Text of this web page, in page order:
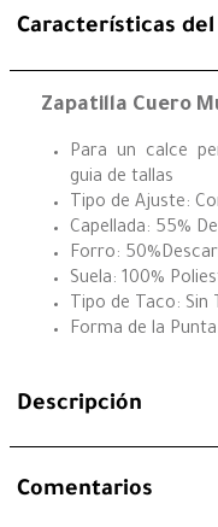
Características
Zapatilla Cuero
Para un calce
guia de tallas
Tipo de Ajuste:
Capellada: 55%
Forro:
Suela: 100%
Tipo de Taco: Sin
Forma de la
Descripción
Comentarios